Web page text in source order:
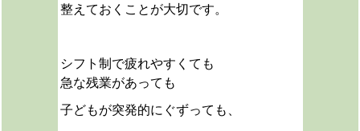
整えておくことが大切です。
シフト制で疲れやすくても
急な残業があっても
子どもが突発的にぐずっても、